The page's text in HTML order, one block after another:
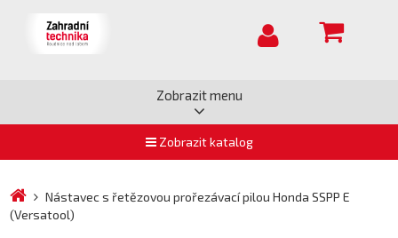
Zobrazit menu
Zobrazit katalog
Nástavec s řetězovou prořezávací pilou Honda SSPP E
(Versatool)